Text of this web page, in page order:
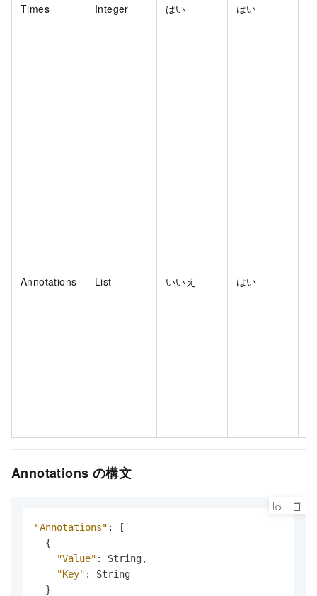
Times Integer はい はい
Annotations List いいえ はい
Annotations の構文
"Annotations" :
[
{
"Value" : String,
"Key" :
String
}